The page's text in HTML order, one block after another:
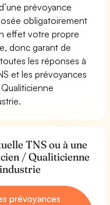
prévoyance
obligatoirement
effet votre propre
donc garant de
les réponses à
et les prévoyances
TNS ou à une
/ Qualiticienne
prévoyances